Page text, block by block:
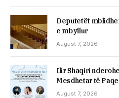
Deputetët
e mbyllur
August 7, 2026
Ilir Shaqiri
Mesdhetar të
August 7, 2026